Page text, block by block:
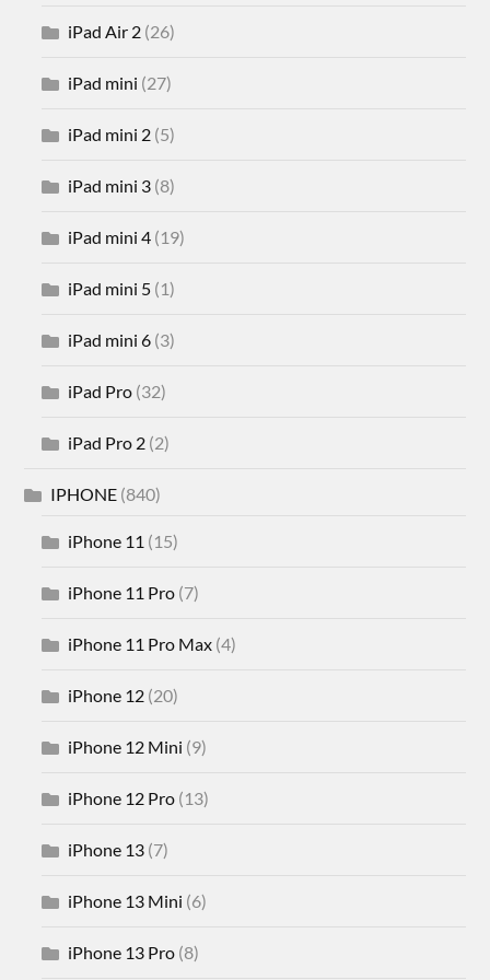
iPad Air 2 (26)
iPad mini (27)
iPad mini 2 (5)
iPad mini 3 (8)
iPad mini 4 (19)
iPad mini 5 (1)
iPad mini 6 (3)
iPad Pro (32)
iPad Pro 2 (2)
IPHONE (840)
iPhone 11 (15)
iPhone 11 Pro (7)
iPhone 11 Pro Max (4)
iPhone 12 (20)
iPhone 12 Mini (9)
iPhone 12 Pro (13)
iPhone 13 (7)
iPhone 13 Mini (6)
iPhone 13 Pro (8)